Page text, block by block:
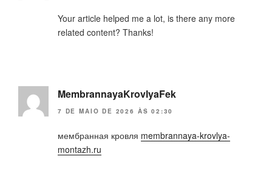
Your article helped me a lot, is there any more
related content? Thanks!
MembrannayaKrovlyaFek
7 DE MAIO DE 2026 ÀS 02:30
мембранная кровля membrannaya-krovlya-
montazh.ru